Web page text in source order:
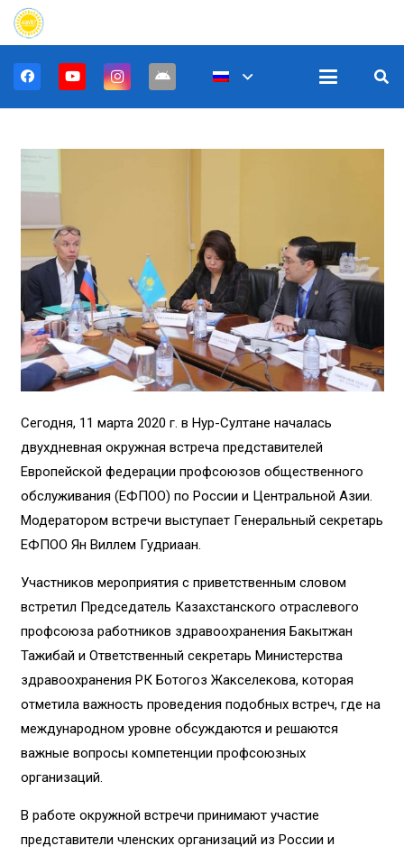
Сегодня, 11 марта 2020 г. в Нур-Султане началась
двухдневная окружная встреча представителей
Европейской федерации профсоюзов общественного
обслуживания (ЕФПОО) по России и Центральной Азии.
Модератором встречи выступает Генеральный секретарь
ЕФПОО Ян Виллем Гудриаан.
Участников мероприятия с приветственным словом
встретил Председатель Казахстанского отраслевого
профсоюза работников здравоохранения Бакытжан
Тажибай и Ответственный секретарь Министерства
здравоохранения РК Ботогоз Жакселекова, которая
отметила важность проведения подобных встреч, где на
международном уровне обсуждаются и решаются
важные вопросы компетенции профсоюзных
организаций.
В работе окружной встречи принимают участие
представители членских организаций из России и